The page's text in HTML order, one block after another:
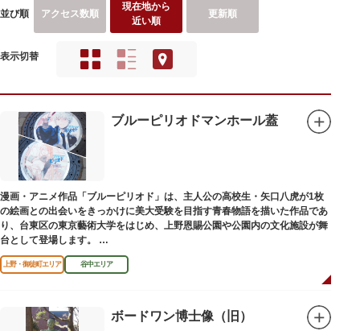
並び順 アクセス数順
現在地から
近い順
更新順
表示切替
ブルーピリオドマンホール蓋
漫画・アニメ作品「ブルーピリオド」は、主人公の高校生・矢口八虎が1枚
の絵画との出会いをきっかけに美大受験を目指す青春物語を描いた作品であ
り、台東区の東京藝術大学をはじめ、上野恩賜公園や公園内の文化施設が舞
台として登場します。
区にゆかりのある本作品を通して、新たな観光スポット創出による誘客促進
と区内観光客の回遊性向上を図るため、こちらのマンホール蓋を設置しまし
設置年月日：令和4年3月1日
上野・御徒町エリア 谷中エリア
ボードワン博士像（旧）